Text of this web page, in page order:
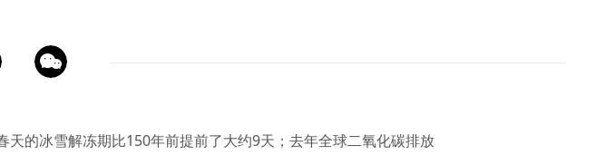
的冰雪解冻期比150年前提前了大约9天；去年全球二氧化碳排放